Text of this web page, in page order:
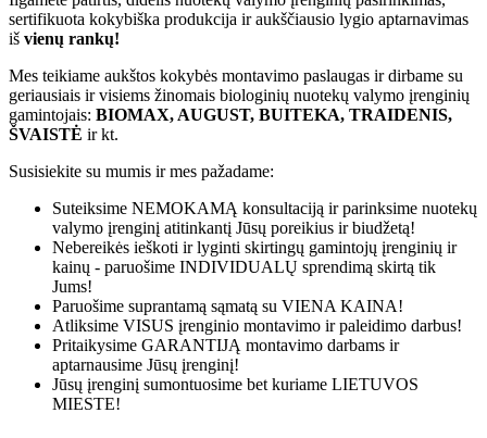
sertifikuota kokybiška produkcija ir aukščiausio lygio aptarnavimas
iš vienų rankų!
Mes teikiame aukštos kokybės montavimo paslaugas ir dirbame su
geriausiais ir visiems žinomais biologinių nuotekų valymo įrenginių
gamintojais: BIOMAX, AUGUST, BUITEKA, TRAIDENIS,
ŠVAISTĖ ir kt.
Susisiekite su mumis ir mes pažadame:
Suteiksime NEMOKAMĄ konsultaciją ir parinksime nuotekų
valymo įrenginį atitinkantį Jūsų poreikius ir biudžetą!
Nebereikės ieškoti ir lyginti skirtingų gamintojų įrenginių ir
kainų - paruošime INDIVIDUALŲ sprendimą skirtą tik
Jums!
Paruošime suprantamą sąmatą su VIENA KAINA!
Atliksime VISUS įrenginio montavimo ir paleidimo darbus!
Pritaikysime GARANTIJĄ montavimo darbams ir
aptarnausime Jūsų įrenginį!
Jūsų įrenginį sumontuosime bet kuriame LIETUVOS
MIESTE!